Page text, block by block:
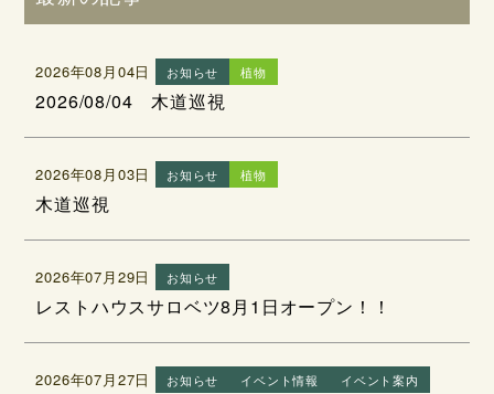
2026年08月04日 お知らせ 植物
2026/08/04 木道巡視
2026年08月03日 お知らせ 植物
木道巡視
2026年07月29日 お知らせ
レストハウスサロベツ8月1日オープン！！
2026年07月27日 お知らせ イベント情報 イベント案内